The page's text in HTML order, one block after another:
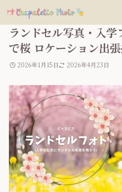
ランドセル写真・入学
で桜 ロケーション出
2026年1月15日 2026年4月23日